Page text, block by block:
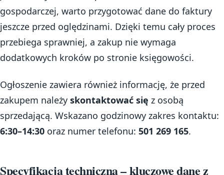
gospodarczej, warto przygotować dane do faktury
jeszcze przed oględzinami. Dzięki temu cały proces
przebiega sprawniej, a zakup nie wymaga
dodatkowych kroków po stronie księgowości.
Ogłoszenie zawiera również informację, że przed
zakupem należy skontaktować się z osobą
sprzedającą. Wskazano godzinowy zakres kontaktu:
6:30–14:30 oraz numer telefonu: 501 269 165.
Specyfikacja techniczna – kluczowe dane z